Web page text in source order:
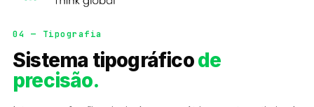
04 — Tipografia
Sistema tipográficode
precisão.